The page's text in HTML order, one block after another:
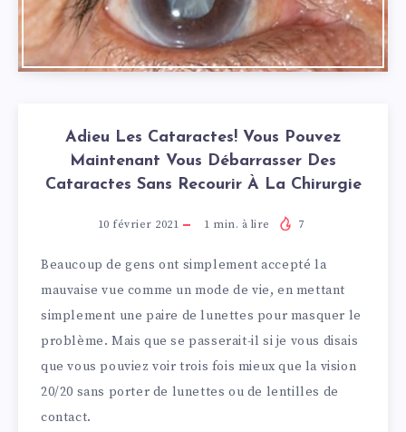
Adieu Les Cataractes! Vous Pouvez
Maintenant Vous Débarrasser Des
Cataractes Sans Recourir À La Chirurgie
10 février 2021 1 min. à lire 7
Beaucoup de gens ont simplement accepté la
mauvaise vue comme un mode de vie, en mettant
simplement une paire de lunettes pour masquer le
problème. Mais que se passerait-il si je vous disais
que vous pouviez voir trois fois mieux que la vision
20/20 sans porter de lunettes ou de lentilles de
contact.